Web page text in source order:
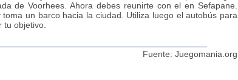
de Voorhees. Ahora debes reunirte con el en Sefapane.
un barco hacia la ciudad. Utiliza luego el autobús para
objetivo.
Fuente: Juegomania.org